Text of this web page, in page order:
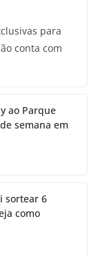
para
conta com
ao Parque
semana em
sortear 6
como